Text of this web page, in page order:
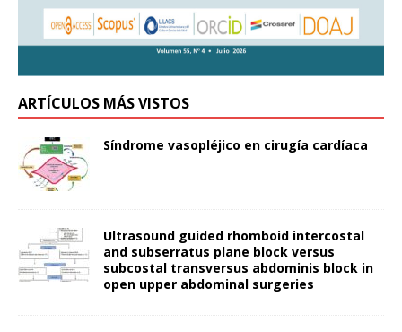
ARTÍCULOS MÁS VISTOS
Síndrome vasopléjico en cirugía cardíaca
Ultrasound guided rhomboid intercostal
and subserratus plane block versus
subcostal transversus abdominis block in
open upper abdominal surgeries